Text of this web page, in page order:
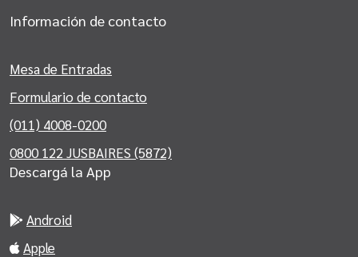
Información de contacto
Mesa de Entradas
Formulario de contacto
(011) 4008-0200
0800 122 JUSBAIRES (5872)
Descargá la App
Android
Apple